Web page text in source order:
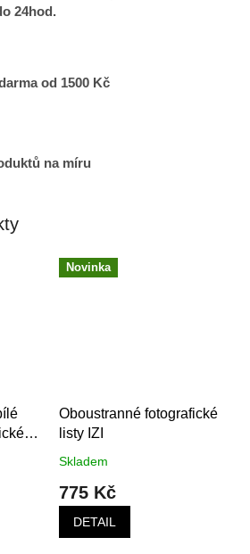
24hod.
od 1500 Kč
na míru
Novinka
Oboustranné fotografické
listy IZI
Skladem
775 Kč
DETAIL